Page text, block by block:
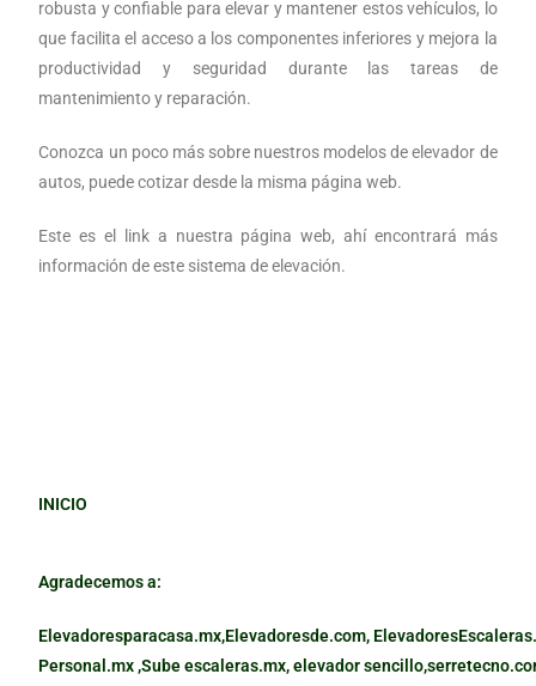
robusta y confiable para elevar y mantener estos vehículos, lo
que facilita el acceso a los componentes inferiores y mejora la
productividad y seguridad durante las tareas de
mantenimiento y reparación.
Conozca un poco más sobre nuestros modelos de elevador de
autos, puede cotizar desde la misma página web.
Este es el link a nuestra página web, ahí encontrará más
información de este sistema de elevación.
INICIO
Agradecemos a:
Elevadoresparacasa.mx,Elevadoresde.com,
Personal.mx ,Sube escaleras.mx,elevador sencillo,